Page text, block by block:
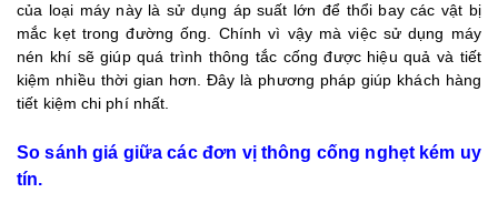
của loại máy này là sử dụng áp suất lớn để thổi bay các vật bị
mắc kẹt trong đường ống. Chính vì vậy mà việc sử dụng máy
nén khí sẽ giúp quá trình thông tắc cống được hiệu quả và tiết
kiệm nhiều thời gian hơn. Đây là phương pháp giúp khách hàng
tiết kiệm chi phí nhất.
So sánh giá giữa các đơn vị thông cống nghẹt kém uy
tín.